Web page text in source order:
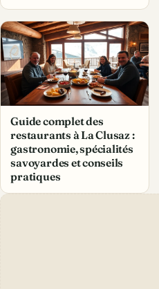
Guide complet des
restaurants à La Clusaz :
gastronomie, spécialités
savoyardes et conseils
pratiques